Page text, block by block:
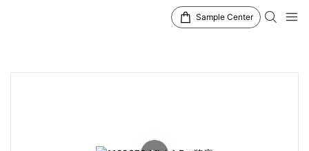
Sample Center